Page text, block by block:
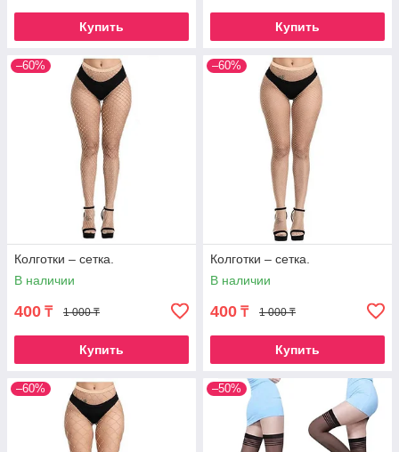
Купить Купить
–60%
Колготки – сетка.
В наличии
400 ₸ 1 000 ₸
Купить
–60%
Колготки – сетка.
В наличии
400 ₸ 1 000 ₸
Купить
–60% –50%